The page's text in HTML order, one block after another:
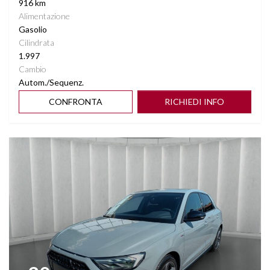
916 km
Alimentazione
Gasolio
Cilindrata
1.997
Cambio
Autom./Sequenz.
CONFRONTA
RICHIEDI INFO
Vedi dettagli